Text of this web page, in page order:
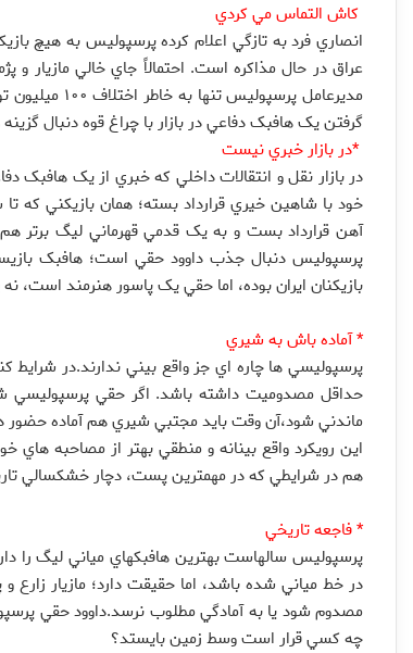
کاش التماس مي کردي
انصاري فرد به تازگي اعلام کرده پرسپوليس به هيچ
عراق در حال مذاکره است. احتمالاً جاي خالي
مديرعامل
گرفتن يک هافبک دفاعي در بازار با چراغ قوه دنبال گزينه ها بگردد؟ البته پیشنهاد
*در بازار خبري نيست
در بازار نقل و انتقالات داخلي که خبري از يک
خود با شاهين خيري قرارداد بسته؛ همان بازيکني
آهن قرارداد بست و به يک قدمي قهرماني ليگ برتر
پرسپوليس دنبال جذب داوود حقي است؛ هافبک
بازيکنان ايران بوده، اما حقي يک پاسور هنرمند است،
* آماده باش به شيري
پرسپوليسي ها چاره اي جز واقع بيني ندارند.در شرايط
حداقل مصدوميت داشته باشد. اگر حقي پرسپوليسي
ماندني شود،آن وقت بايد مجتبي شيري هم آماده
اين رويکرد واقع بينانه و منطقي بهتر از مصاحبه
هم در شرايطي که در مهمترين پست، دچار خشکسالي
* فاجعه تاريخي
در خط مياني شده باشد، اما حقيقت دارد؛ مازيار
مصدوم شود يا به آمادگي مطلوب نرسد.داوود حقي
چه کسي قرار است وسط زمين بايستد؟